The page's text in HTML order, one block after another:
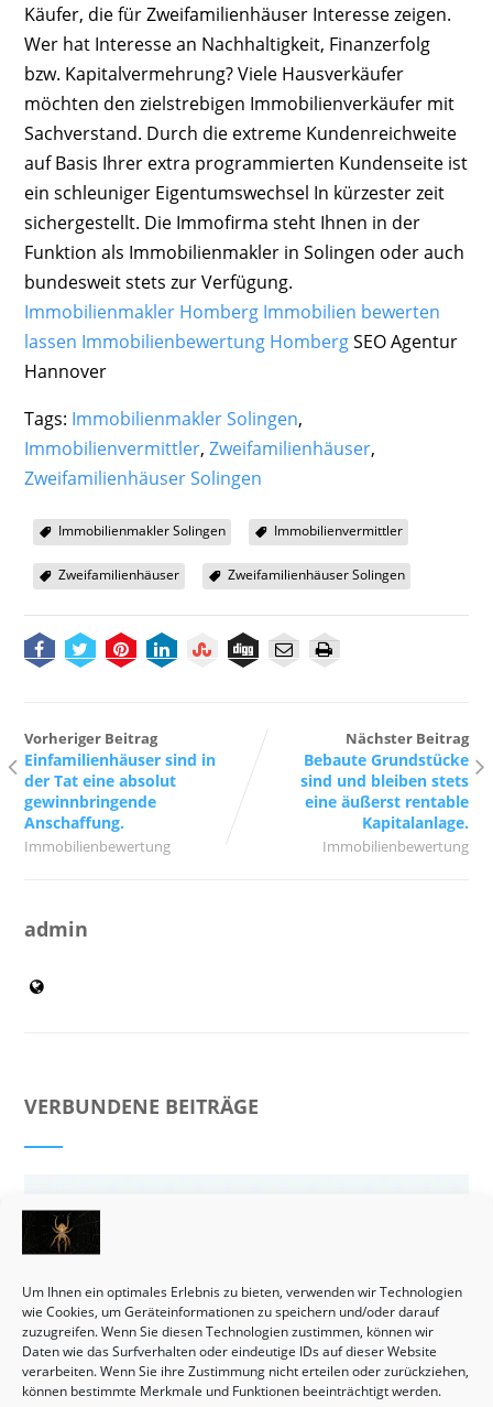
Um Ihnen ein optimales Erlebnis zu bieten, verwenden wir Technologien
wie Cookies, um Geräteinformationen zu speichern und/oder darauf
zuzugreifen. Wenn Sie diesen Technologien zustimmen, können wir
Daten wie das Surfverhalten oder eindeutige IDs auf dieser Website
verarbeiten. Wenn Sie ihre Zustimmung nicht erteilen oder zurückziehen,
können bestimmte Merkmale und Funktionen beeinträchtigt werden.
Käufer, die für Zweifamilienhäuser Interesse zeigen.
Wer hat Interesse an Nachhaltigkeit, Finanzerfolg
bzw. Kapitalvermehrung? Viele Hausverkäufer
möchten den zielstrebigen Immobilienverkäufer mit
Sachverstand. Durch die extreme Kundenreichweite
auf Basis Ihrer extra programmierten Kundenseite ist
ein schleuniger Eigentumswechsel In kürzester zeit
sichergestellt. Die Immofirma steht Ihnen in der
Funktion als Immobilienmakler in Solingen oder auch
bundesweit stets zur Verfügung.
Immobilienmakler Homberg Immobilien bewerten
lassen Immobilienbewertung HombergSEO Agentur
Hannover
Tags: Immobilienmakler Solingen,
Immobilienvermittler, Zweifamilienhäuser,
Zweifamilienhäuser Solingen
Immobilienmakler Solingen Immobilienvermittler
Zweifamilienhäuser Zweifamilienhäuser Solingen
Vorheriger Beitrag
Einfamilienhäuser sind in
der Tat eine absolut
gewinnbringende
Anschaffung.
Immobilienbewertung
Nächster Beitrag
Bebaute Grundstücke
sind und bleiben stets
eine äußerst rentable
Kapitalanlage.
Immobilienbewertung
admin
VERBUNDENE BEITRÄGE